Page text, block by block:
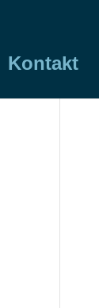
Kontakt